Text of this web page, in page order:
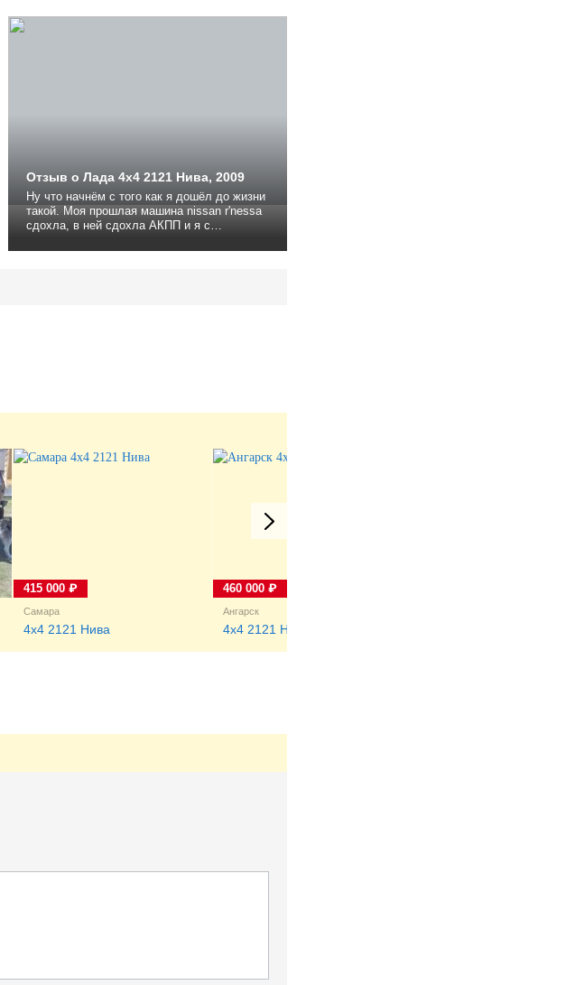
девяностодевятая. Были автомобили
Отзыв о Лада 4x4 2121 Нива, 2009
Ну что начнём с того как я дошёл до жизни
такой. Моя прошлая машина nissan r'nessa
сдохла, в ней сдохла АКПП и я с
контактном видео для ведовой версии
Самара
4x4 2121 Нива
415 000 ₽
Ангарск
4x4 2121 Нива
460 000 ₽